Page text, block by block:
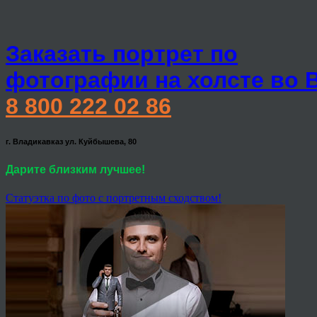
Заказать портрет по
фотографии на холсте во
8 800 222 02 86
г. Владикавказ ул. Куйбышева, 80
Дарите близким лучшее!
Статуэтка по фото с портретным сходством!